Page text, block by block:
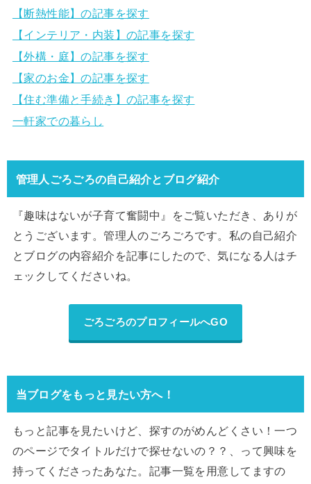
【断熱性能】の記事を探す
【インテリア・内装】の記事を探す
【外構・庭】の記事を探す
【家のお金】の記事を探す
【住む準備と手続き】の記事を探す
一軒家での暮らし
管理人ごろごろの自己紹介とブログ紹介
『趣味はないが子育て奮闘中』をご覧いただき、ありが
とうございます。管理人のごろごろです。私の自己紹介
とブログの内容紹介を記事にしたので、気になる人はチ
ェックしてくださいね。
ごろごろのプロフィールへGO
当ブログをもっと見たい方へ！
もっと記事を見たいけど、探すのがめんどくさい！一つ
のページでタイトルだけで探せないの？？、って興味を
持ってくださったあなた。記事一覧を用意してますの